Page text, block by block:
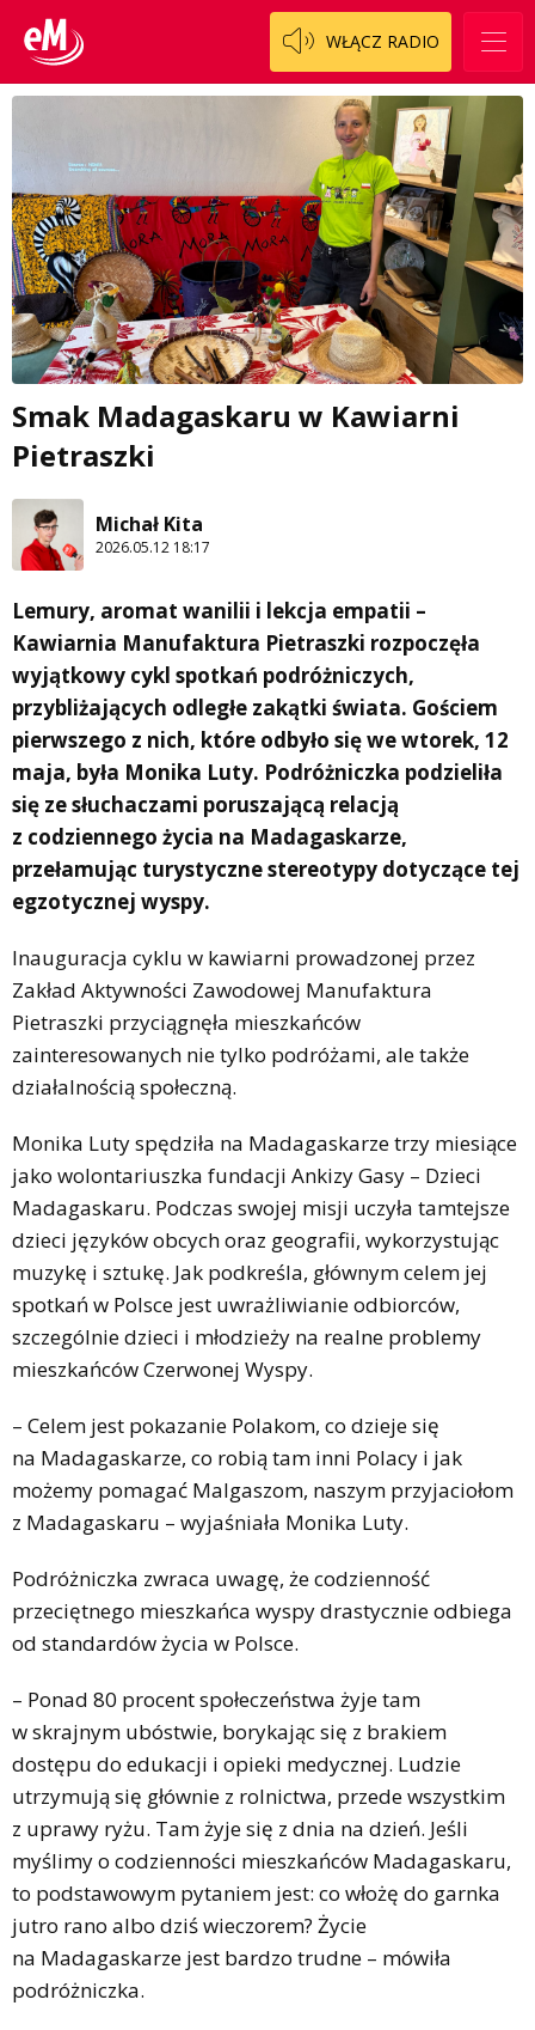
WŁĄCZ RADIO
Smak Madagaskaru w Kawiarni
Pietraszki
Michał Kita
2026.05.12 18:17
Lemury, aromat wanilii i lekcja empatii –
Kawiarnia Manufaktura Pietraszki rozpoczęła
wyjątkowy cykl spotkań podróżniczych,
przybliżających odległe zakątki świata. Gościem
pierwszego z nich, które odbyło się we wtorek, 12
maja, była Monika Luty. Podróżniczka podzieliła
się ze słuchaczami poruszającą relacją
z codziennego życia na Madagaskarze,
przełamując turystyczne stereotypy dotyczące tej
egzotycznej wyspy.
Inauguracja cyklu w kawiarni prowadzonej przez
Zakład Aktywności Zawodowej Manufaktura
Pietraszki przyciągnęła mieszkańców
zainteresowanych nie tylko podróżami, ale także
działalnością społeczną.
Monika Luty spędziła na Madagaskarze trzy miesiące
jako wolontariuszka fundacji Ankizy Gasy – Dzieci
Madagaskaru. Podczas swojej misji uczyła tamtejsze
dzieci języków obcych oraz geografii, wykorzystując
muzykę i sztukę. Jak podkreśla, głównym celem jej
spotkań w Polsce jest uwrażliwianie odbiorców,
szczególnie dzieci i młodzieży na realne problemy
mieszkańców Czerwonej Wyspy.
– Celem jest pokazanie Polakom, co dzieje się
na Madagaskarze, co robią tam inni Polacy i jak
możemy pomagać Malgaszom, naszym przyjaciołom
z Madagaskaru – wyjaśniała Monika Luty.
Podróżniczka zwraca uwagę, że codzienność
przeciętnego mieszkańca wyspy drastycznie odbiega
od standardów życia w Polsce.
– Ponad 80 procent społeczeństwa żyje tam
w skrajnym ubóstwie, borykając się z brakiem
dostępu do edukacji i opieki medycznej. Ludzie
utrzymują się głównie z rolnictwa, przede wszystkim
z uprawy ryżu. Tam żyje się z dnia na dzień. Jeśli
myślimy o codzienności mieszkańców Madagaskaru,
to podstawowym pytaniem jest: co włożę do garnka
jutro rano albo dziś wieczorem? Życie
na Madagaskarze jest bardzo trudne – mówiła
podróżniczka.